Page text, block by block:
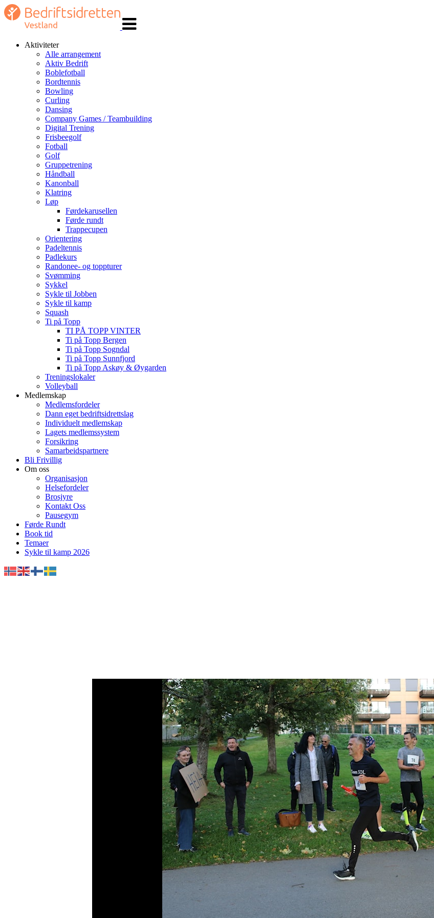
navigasjon
Aktiviteter
Alle arrangement
Aktiv Bedrift
Boblefotball
Bordtennis
Bowling
Curling
Dansing
Company Games / Teambuilding
Digital Trening
Frisbeegolf
Fotball
Golf
Gruppetrening
Håndball
Kanonball
Klatring
Løp
Førdekarusellen
Førde rundt
Trappecupen
Orientering
Padeltennis
Padlekurs
Randonee- og toppturer
Svømming
Sykkel
Sykle til Jobben
Sykle til kamp
Squash
Ti på Topp
TI PÅ TOPP VINTER
Ti på Topp Bergen
Ti på Topp Sogndal
Ti på Topp Sunnfjord
Ti på Topp Askøy & Øygarden
Treningslokaler
Volleyball
Medlemskap
Medlemsfordeler
Dann eget bedriftsidrettslag
Individuelt medlemskap
Lagets medlemssystem
Forsikring
Samarbeidspartnere
Bli Frivillig
Om oss
Organisasjon
Helsefordeler
Brosjyre
Kontakt Oss
Pausegym
Førde Rundt
Book tid
Temaer
Sykle til kamp 2026